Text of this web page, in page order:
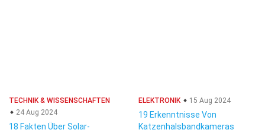
TECHNIK & WISSENSCHAFTEN
24 Aug 2024
18 Fakten Über Solar-
ELEKTRONIK 15 Aug 2024
19 Erkenntnisse Von
Katzenhalsbandkameras